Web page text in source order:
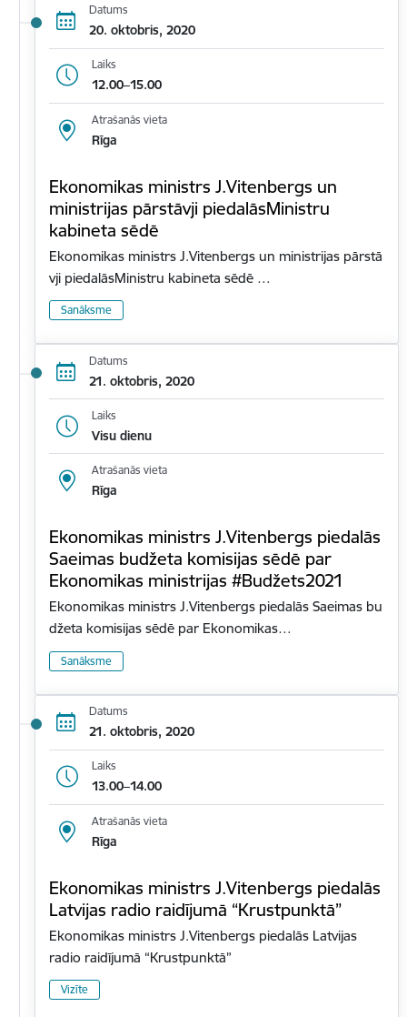
Datums
20. oktobris, 2020
Laiks
12.00–15.00
Atrašanās vieta
Rīga
Ekonomikas ministrs J.Vitenbergs un
ministrijas pārstāvji piedalāsMinistru
kabineta sēdē
Ekonomikas ministrs J.Vitenbergs un ministrijas pārstā
vji piedalāsMinistru kabineta sēdē …
Sanāksme
Datums
21. oktobris, 2020
Laiks
Visu dienu
Atrašanās vieta
Rīga
Ekonomikas ministrs J.Vitenbergs piedalās
Saeimas budžeta komisijas sēdē par
Ekonomikas ministrijas #Budžets2021
Ekonomikas ministrs J.Vitenbergs piedalās Saeimas bu
džeta komisijas sēdē par Ekonomikas…
Sanāksme
Datums
21. oktobris, 2020
Laiks
13.00–14.00
Atrašanās vieta
Rīga
Ekonomikas ministrs J.Vitenbergs piedalās
Latvijas radio raidījumā “Krustpunktā”
Ekonomikas ministrs J.Vitenbergs piedalās Latvijas
radio raidījumā “Krustpunktā”
Vizīte